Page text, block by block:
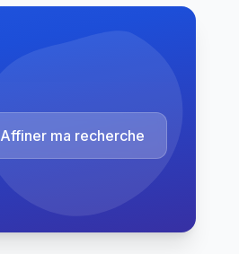
Affiner ma recherche